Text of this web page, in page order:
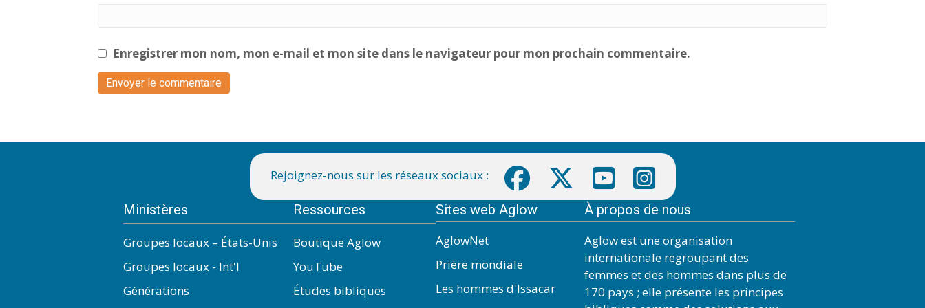
Enregistrer mon nom, mon e-mail et mon site dans le navigateur pour mon prochain commentaire.
Rejoignez-nous sur les réseaux sociaux :
Ministères
Groupes locaux – États-Unis
Groupes locaux - Int'l
Générations
Ressources
Boutique Aglow
YouTube
Études bibliques
Sites web Aglow
AglowNet
Prière mondiale
Les hommes d'Issacar
À propos de nous
Aglow est une organisation
internationale regroupant des
femmes et des hommes dans plus de
170 pays ; elle présente les principes